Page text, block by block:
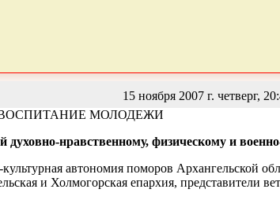
15 ноября 2007 г. четверг,
МОЛОДЕЖИ
нравственному, физическому и
автономия поморов Архангельской
и Холмогорская епархия, представители